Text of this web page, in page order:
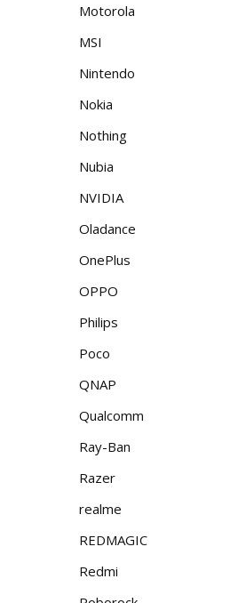
Motorola
MSI
Nintendo
Nokia
Nothing
Nubia
NVIDIA
Oladance
OnePlus
OPPO
Philips
Poco
QNAP
Qualcomm
Ray-Ban
Razer
realme
REDMAGIC
Redmi